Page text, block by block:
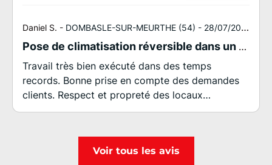
Daniel S. - DOMBASLE-SUR-MEURTHE (54) - 28/07/2026
Pose de climatisation réversible dans un salon et une chambre.
Travail très bien exécuté dans des temps
records. Bonne prise en compte des demandes
clients. Respect et propreté des locaux
respectés
Voir tous les avis